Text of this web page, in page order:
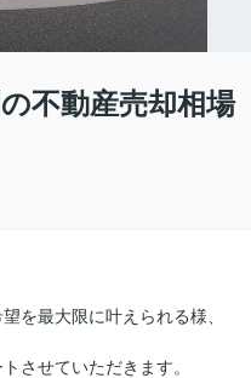
不動産売却相場
を最大限に叶えられる様、
させていただきます。